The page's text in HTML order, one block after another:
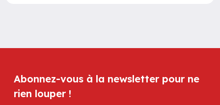
Abonnez-vous à la newsletter pour ne
rien louper !